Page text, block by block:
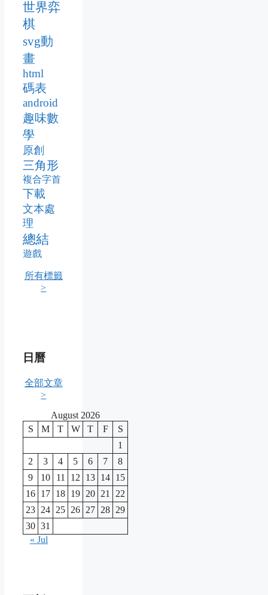
世界弈
棋
svg動
畫
html
碼表
android
趣味數
學
原創
三角形
複合字首
下載
文本處
理
總結
遊戲
所有標籤
>
日曆
全部文章
>
August 2026
S
M T W T F
S
1
2
3 4 5 6 7
8
9
10 11 12 13 14 15
16 17 18 19 20 21
22
23 24 25 26 27 28 29
30 31
« Jul